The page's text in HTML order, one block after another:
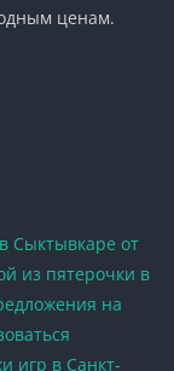
ценам.
Сыктывкаре от
из пятерочки в
на
игр в Санкт-